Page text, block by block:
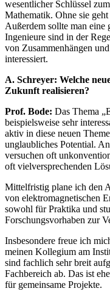
wesentlicher Schlüssel
Mathematik. Ohne sie
Außerdem sollte man eine
Ingenieure sind in der
von Zusammenhängen
interessiert.
A. Schreyer: Welche
Zukunft realisieren?
Prof. Bode: Das Thema
beispielsweise sehr
aktiv in diese neuen
unglaubliches Potential.
versuchen oft
oft vielversprechenden
Mittelfristig plane ich den
von elektromagnetischen
sowohl für Praktika und
Forschungsvorhaben zur
Insbesondere freue ich
meinen Kollegium am
sind fachlich sehr breit
Fachbereich ab. Das ist
für gemeinsame Projekte.